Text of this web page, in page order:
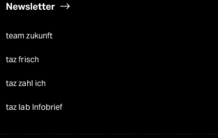
Newsletter
team zukunft
taz frisch
taz zahl ich
taz lab Infobrief